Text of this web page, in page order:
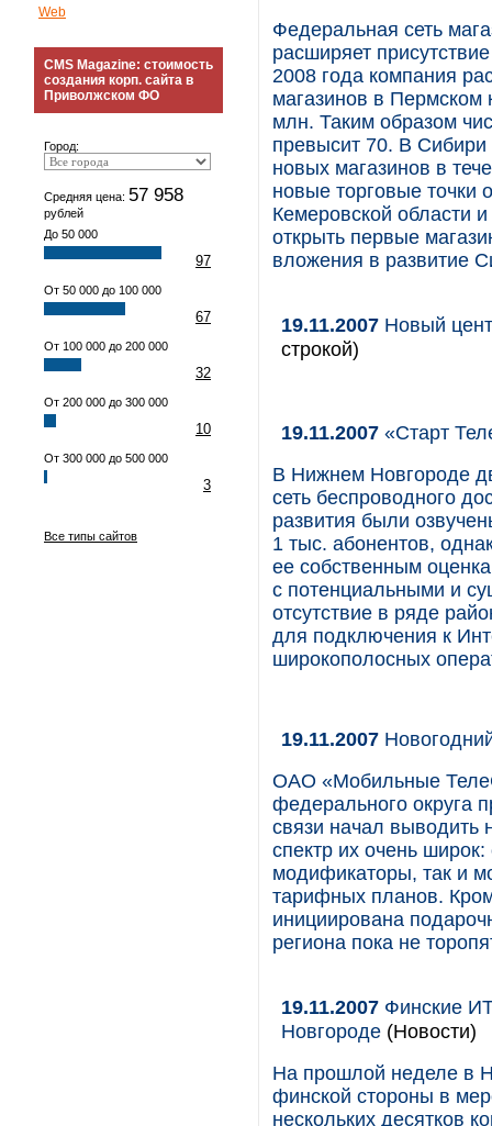
Web
CMS Magazine: стоимость
создания корп. сайта в
Приволжском ФО
Город:
Средняя цена: 57 958
рублей
До 50 000
97
От 50 000 до 100 000
67
От 100 000 до 200 000
32
От 200 000 до 300 000
10
От 300 000 до 500 000
3
Все типы сайтов
Федеральная сеть
расширяет
2008 года компания
магазинов в Пермском
млн. Таким образом
превысит 70. В Сибири
новых магазинов в
новые торговые точки
Кемеровской области
открыть первые
вложения в развитие
19.11.2007 Новый
строкой)
19.11.2007 «Старт
В Нижнем Новгороде
сеть беспроводного
развития были
1 тыс. абонентов,
ее собственным
с потенциальными и
отсутствие в ряде
для подключения к
широкополосных
19.11.2007
ОАО «Мобильные
федерального округа
связи начал выводить
спектр их очень
модификаторы, так и
тарифных планов.
инициирована
региона пока не
19.11.2007 Финские
Новгороде (Новости)
На прошлой неделе в
финской стороны в
нескольких десятков